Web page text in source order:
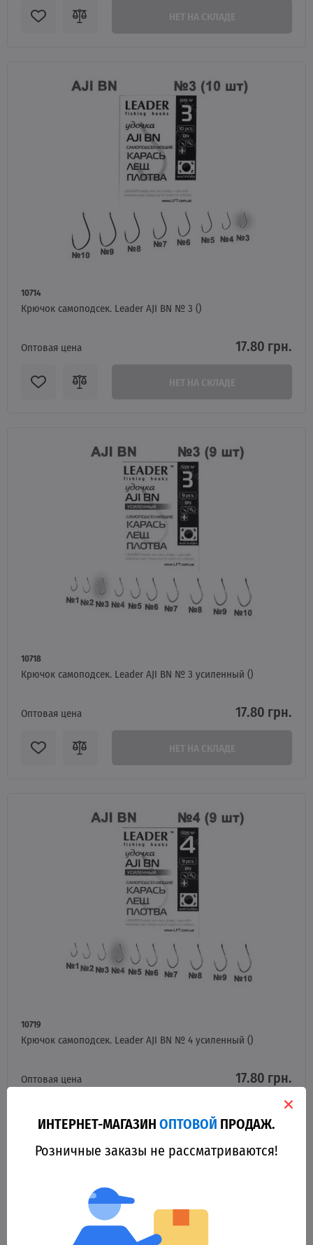
10714
Крючок самоподсек. Leader AJI BN № 3 ()
Оптовая цена 17.80 грн.
10718
Крючок самоподсек. Leader AJI BN № 3 усиленный ()
Оптовая цена 17.80 грн.
10719
Крючок самоподсек. Leader AJI BN № 4 усиленный ()
Оптовая цена 17.80 грн.
НЕТ НА СКЛАДЕ
ИНТЕРНЕТ-МАГАЗИНОПТОВОЙ ПРОДАЖ.
Розничные заказы не рассматриваются!